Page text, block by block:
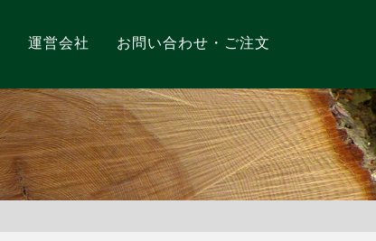
運営会社 お問い合わせ・ご注文